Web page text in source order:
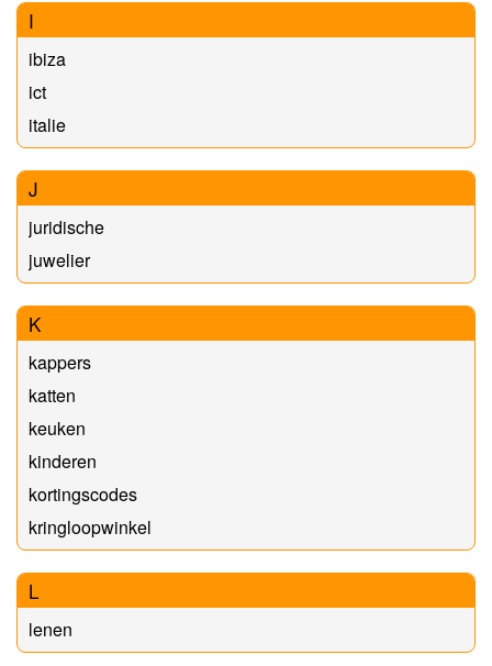
I
ibiza
ict
italie
J
juridische
juwelier
K
kappers
katten
keuken
kinderen
kortingscodes
kringloopwinkel
L
lenen